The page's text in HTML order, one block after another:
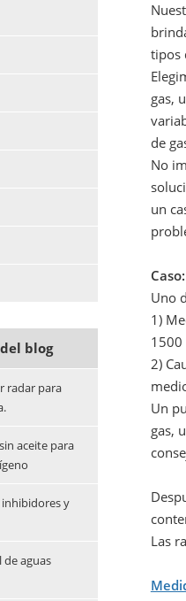
blog
radar para
aceite para
inhibidores y
de aguas
tipos
gas,
de
No
un
Caso:
Uno
1)
1500
2)
Un
gas,
Las